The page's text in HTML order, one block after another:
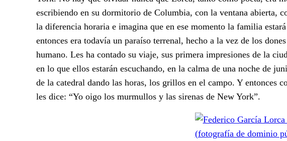
escribiendo en su dormitorio de Columbia, con la ventana abierta,
la diferencia horaria e imagina que en ese momento la familia
entonces era todavía un paraíso terrenal, hecho a la vez de los
humano. Les ha contado su viaje, sus primera impresiones de la
en lo que ellos estarán escuchando, en la calma de una noche de
de la catedral dando las horas, los grillos en el campo. Y entonces
les dice: “Yo oigo los murmullos y las sirenas de New York”.